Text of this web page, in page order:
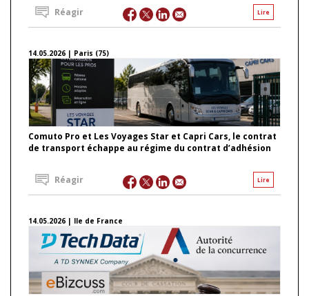
Lire
Réagir
14.05.2026 | Paris (75)
Comuto Pro et Les Voyages Star et Capri Cars, le contrat
de transport échappe au régime du contrat d’adhésion
Lire
Réagir
14.05.2026 | Ile de France